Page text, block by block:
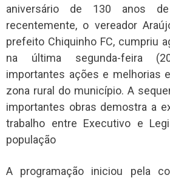
aniversário de 130 anos
recentemente, o vereador
prefeito Chiquinho FC, cumpriu
na última segunda-feira
importantes ações e melhorias
zona rural do município. A
importantes obras demostra a
trabalho entre Executivo e
população
A programação iniciou pela